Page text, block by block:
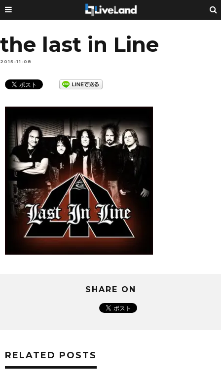
the last in Line
2015-11-08
SHARE ON
RELATED POSTS